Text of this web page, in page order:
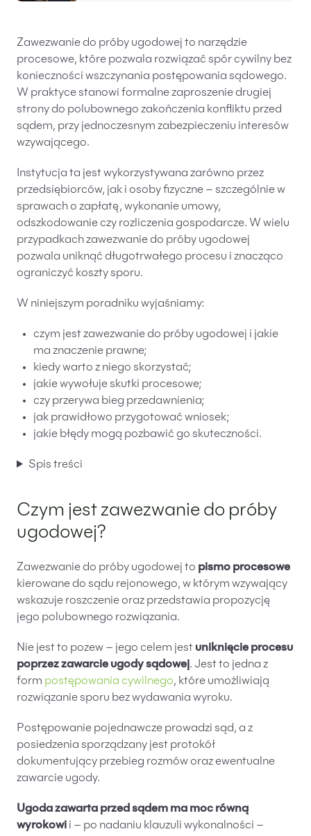
Doradztwo sukcesyjne
Ochrona majątku
Planowanie podatkowe
Restrukturyzacje
poza granicami RP
Obsługa korporacyjna
Bieżące doradztwo prawne
Bieżące doradztwo prawne dla spółek z branży
IT
Doradztwo podatkowe
Likwidacje i upadłości spółek
Modelowanie i optymalizacja działalności IT
Przekształcenia spółek
Przygotowywanie umów w obrocie
międzynarodowym
Rejestracja spółek prawa handlowego
Księgowość
PL EN
Zawezwanie do próby ugodowej to narzędzie
procesowe, które pozwala rozwiązać spór cywilny bez
konieczności wszczynania postępowania sądowego.
W praktyce stanowi formalne zaproszenie drugiej
strony do polubownego zakończenia konfliktu przed
sądem, przy jednoczesnym zabezpieczeniu interesów
wzywającego.
Instytucja ta jest wykorzystywana zarówno przez
przedsiębiorców, jak i osoby fizyczne – szczególnie w
sprawach o zapłatę, wykonanie umowy,
odszkodowanie czy rozliczenia gospodarcze. W wielu
przypadkach zawezwanie do próby ugodowej
pozwala uniknąć długotrwałego procesu i znacząco
ograniczyć koszty sporu.
W niniejszym poradniku wyjaśniamy:
czym jest zawezwanie do próby ugodowej i jakie
ma znaczenie prawne;
kiedy warto z niego skorzystać;
jakie wywołuje skutki procesowe;
czy przerywa bieg przedawnienia;
jak prawidłowo przygotować wniosek;
jakie błędy mogą pozbawić go skuteczności.
Spis treści
Czym jest zawezwanie do próby
ugodowej?
Zawezwanie do próby ugodowej to pismo procesowe
kierowane do sądu rejonowego, w którym wzywający
wskazuje roszczenie oraz przedstawia propozycję
jego polubownego rozwiązania.
Nie jest to pozew – jego celem jest uniknięcie procesu
poprzez zawarcie ugody sądowej. Jest to jedna z
form postępowania cywilnego, które umożliwiają
rozwiązanie sporu bez wydawania wyroku.
Postępowanie pojednawcze prowadzi sąd, a z
posiedzenia sporządzany jest protokół
dokumentujący przebieg rozmów oraz ewentualne
zawarcie ugody.
Ugoda zawarta przed sądem ma moc równą
wyrokowi i – po nadaniu klauzuli wykonalności –